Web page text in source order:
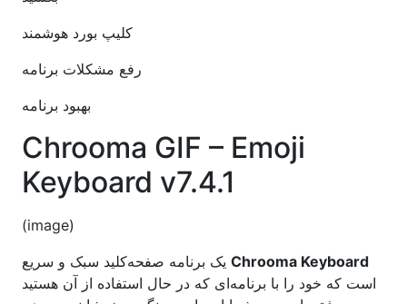
کلیپ بورد هوشمند
رفع مشکلات برنامه
بهبود برنامه
Chrooma GIF – Emoji
Keyboard v7.4.1
(image)
Chrooma Keyboard یک برنامه صفحه‌کلید سبک و سریع
است که خود را با برنامه‌ای که در حال استفاده از آن هستید